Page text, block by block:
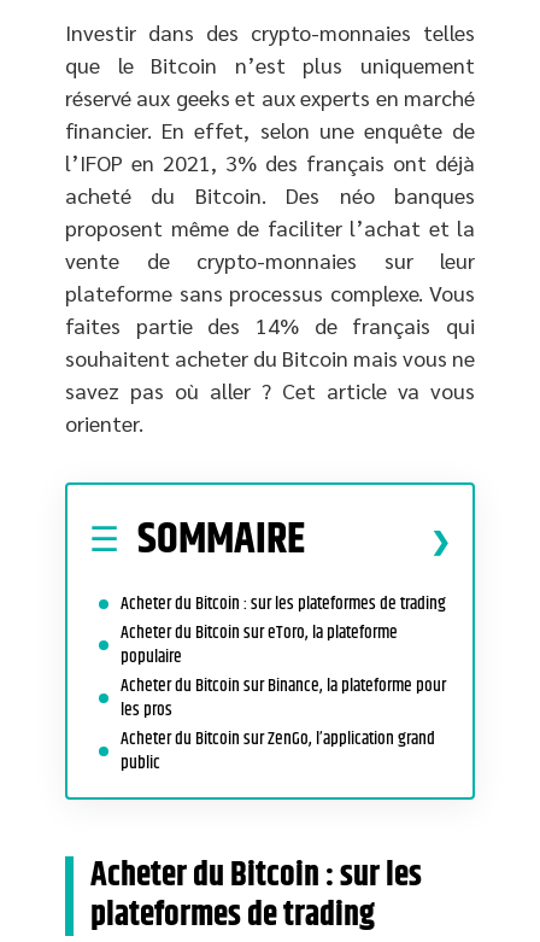
Investir dans des crypto-monnaies telles
que le Bitcoin n’est plus uniquement
réservé aux geeks et aux experts en marché
financier. En effet, selon une enquête de
l’IFOP en 2021, 3% des français ont déjà
acheté du Bitcoin. Des néo banques
proposent même de faciliter l’achat et la
vente de crypto-monnaies sur leur
plateforme sans processus complexe. Vous
faites partie des 14% de français qui
souhaitent acheter du Bitcoin mais vous ne
savez pas où aller ? Cet article va vous
orienter.
SOMMAIRE
Acheter du Bitcoin : sur les plateformes de trading
Acheter du Bitcoin sur eToro, la plateforme
populaire
Acheter du Bitcoin sur Binance, la plateforme pour
les pros
Acheter du Bitcoin sur ZenGo, l’application grand
public
Acheter du Bitcoin : sur les
plateformes de trading